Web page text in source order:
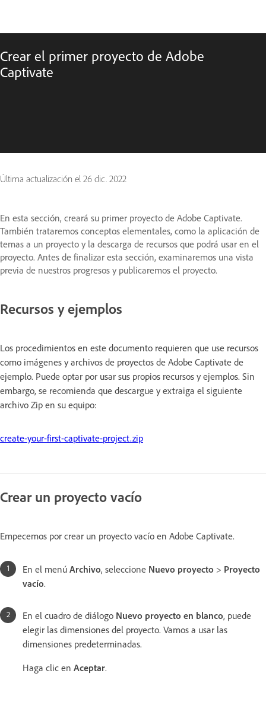
Crear el primer proyecto de Adobe
Captivate
Última actualización el 26 dic. 2022
En esta sección, creará su primer proyecto de Adobe Captivate.
También trataremos conceptos elementales, como la aplicación de
temas a un proyecto y la descarga de recursos que podrá usar en el
proyecto. Antes de finalizar esta sección, examinaremos una vista
previa de nuestros progresos y publicaremos el proyecto.
Recursos y ejemplos
Los procedimientos en este documento requieren que use recursos
como imágenes y archivos de proyectos de Adobe Captivate de
ejemplo. Puede optar por usar sus propios recursos y ejemplos. Sin
embargo, se recomienda que descargue y extraiga el siguiente
archivo Zip en su equipo:
create-your-first-captivate-project.zip
Crear un proyecto vacío
Empecemos por crear un proyecto vacío en Adobe Captivate.
En el menú Archivo, seleccione Nuevo proyecto > Proyecto
vacío.
En el cuadro de diálogo Nuevo proyecto en blanco, puede
elegir las dimensiones del proyecto. Vamos a usar las
dimensiones predeterminadas.
Haga clic en Aceptar.